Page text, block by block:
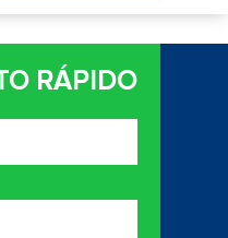
RÁPIDO